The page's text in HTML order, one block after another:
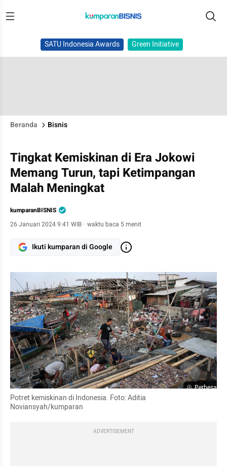
SATU Indonesia Awards Green Initiative
Beranda Bisnis
Tingkat Kemiskinan di Era Jokowi
Memang Turun, tapi Ketimpangan
Malah Meningkat
kumparanBISNIS
26 Januari 2024 9:41 WIB · waktu baca 5 menit
Ikuti kumparan di Google
Perbesar
Potret kemiskinan di Indonesia. Foto: Aditia
Noviansyah/kumparan
ADVERTISEMENT